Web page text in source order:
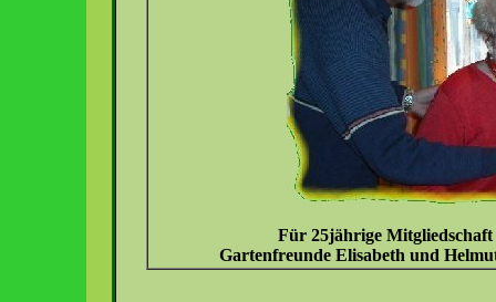
Für 25jährige
Gartenfreunde Elisabeth und